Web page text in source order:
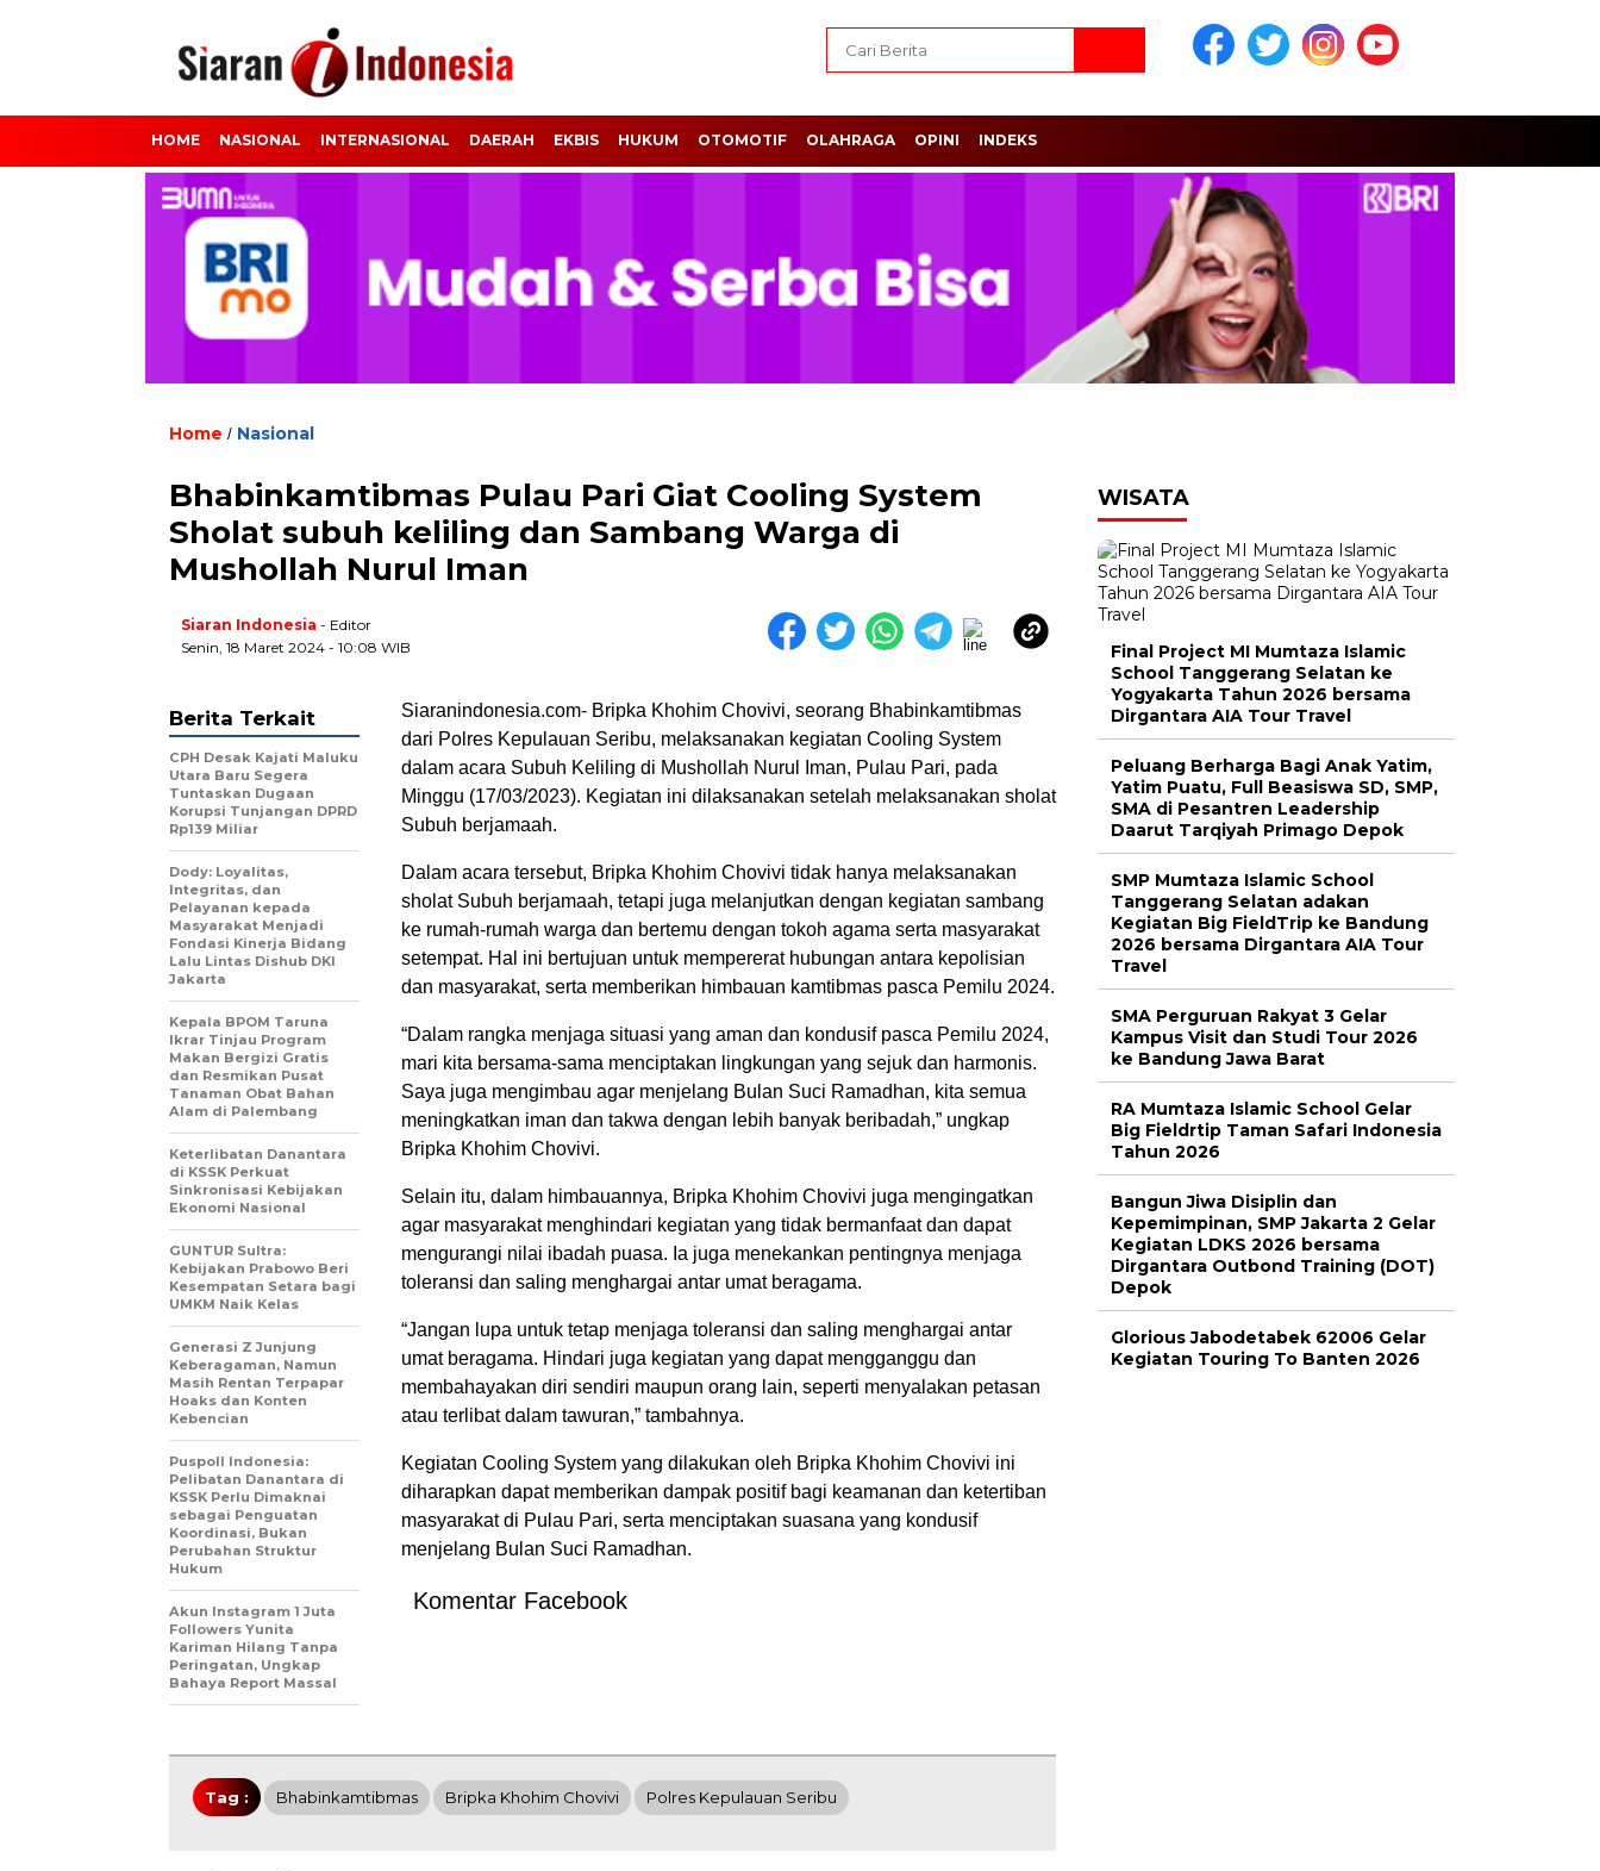
HOME NASIONAL INTERNASIONAL DAERAH EKBIS HUKUM OTOMOTIF OLAHRAGA OPINI INDEKS
Home / Nasional
Bhabinkamtibmas Pulau Pari Giat Cooling System
Sholat subuh keliling dan Sambang Warga di
Mushollah Nurul Iman
Siaran Indonesia - Editor
Senin, 18 Maret 2024 - 10:08 WIB
Siaranindonesia.com- Bripka Khohim Chovivi, seorang Bhabinkamtibmas
dari Polres Kepulauan Seribu, melaksanakan kegiatan Cooling System
dalam acara Subuh Keliling di Mushollah Nurul Iman, Pulau Pari, pada
Minggu (17/03/2023). Kegiatan ini dilaksanakan setelah melaksanakan sholat
Subuh berjamaah.
Dalam acara tersebut, Bripka Khohim Chovivi tidak hanya melaksanakan
sholat Subuh berjamaah, tetapi juga melanjutkan dengan kegiatan sambang
ke rumah-rumah warga dan bertemu dengan tokoh agama serta masyarakat
setempat. Hal ini bertujuan untuk mempererat hubungan antara kepolisian
dan masyarakat, serta memberikan himbauan kamtibmas pasca Pemilu 2024.
“Dalam rangka menjaga situasi yang aman dan kondusif pasca Pemilu 2024,
mari kita bersama-sama menciptakan lingkungan yang sejuk dan harmonis.
Saya juga mengimbau agar menjelang Bulan Suci Ramadhan, kita semua
meningkatkan iman dan takwa dengan lebih banyak beribadah,” ungkap
Bripka Khohim Chovivi.
Selain itu, dalam himbauannya, Bripka Khohim Chovivi juga mengingatkan
agar masyarakat menghindari kegiatan yang tidak bermanfaat dan dapat
mengurangi nilai ibadah puasa. Ia juga menekankan pentingnya menjaga
toleransi dan saling menghargai antar umat beragama.
“Jangan lupa untuk tetap menjaga toleransi dan saling menghargai antar
umat beragama. Hindari juga kegiatan yang dapat mengganggu dan
membahayakan diri sendiri maupun orang lain, seperti menyalakan petasan
atau terlibat dalam tawuran,” tambahnya.
Kegiatan Cooling System yang dilakukan oleh Bripka Khohim Chovivi ini
diharapkan dapat memberikan dampak positif bagi keamanan dan ketertiban
masyarakat di Pulau Pari, serta menciptakan suasana yang kondusif
menjelang Bulan Suci Ramadhan.
Komentar Facebook
Berita Terkait
CPH Desak Kajati Maluku
Utara Baru Segera
Tuntaskan Dugaan
Korupsi Tunjangan DPRD
Rp139 Miliar
Dody: Loyalitas,
Integritas, dan
Pelayanan kepada
Masyarakat Menjadi
Fondasi Kinerja Bidang
Lalu Lintas Dishub DKI
Jakarta
Kepala BPOM Taruna
Ikrar Tinjau Program
Makan Bergizi Gratis
dan Resmikan Pusat
Tanaman Obat Bahan
Alam di Palembang
Keterlibatan Danantara
di KSSK Perkuat
Sinkronisasi Kebijakan
Ekonomi Nasional
GUNTUR Sultra:
Kebijakan Prabowo Beri
Kesempatan Setara bagi
UMKM Naik Kelas
Generasi Z Junjung
Keberagaman, Namun
Masih Rentan Terpapar
Hoaks dan Konten
Kebencian
Puspoll Indonesia:
Pelibatan Danantara di
KSSK Perlu Dimaknai
sebagai Penguatan
Koordinasi, Bukan
Perubahan Struktur
Hukum
Akun Instagram 1 Juta
Followers Yunita
Kariman Hilang Tanpa
Peringatan, Ungkap
Bahaya Report Massal
Tag : Bhabinkamtibmas Bripka Khohim Chovivi Polres Kepulauan Seribu
WISATA
Final Project MI Mumtaza Islamic
School Tanggerang Selatan ke
Yogyakarta Tahun 2026 bersama
Dirgantara AIA Tour Travel
Peluang Berharga Bagi Anak Yatim,
Yatim Puatu, Full Beasiswa SD, SMP,
SMA di Pesantren Leadership
Daarut Tarqiyah Primago Depok
SMP Mumtaza Islamic School
Tanggerang Selatan adakan
Kegiatan Big FieldTrip ke Bandung
2026 bersama Dirgantara AIA Tour
Travel
SMA Perguruan Rakyat 3 Gelar
Kampus Visit dan Studi Tour 2026
ke Bandung Jawa Barat
RA Mumtaza Islamic School Gelar
Big Fieldrtip Taman Safari Indonesia
Tahun 2026
Bangun Jiwa Disiplin dan
Kepemimpinan, SMP Jakarta 2 Gelar
Kegiatan LDKS 2026 bersama
Dirgantara Outbond Training (DOT)
Depok
Glorious Jabodetabek 62006 Gelar
Kegiatan Touring To Banten 2026